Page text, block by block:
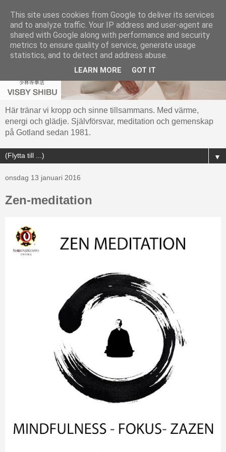
Här tränar vi kropp och sinne tillsammans. Med värme,
energi och glädje. Självförsvar, meditation och gemenskap
på Gotland sedan 1981.
▼
onsdag 13 januari 2016
Zen-meditation
This site uses cookies from Google to deliver its services
and to analyze traffic. Your IP address and user-agent are
shared with Google along with performance and security
metrics to ensure quality of service, generate usage
statistics, and to detect and address abuse.
LEARN MORE GOT IT